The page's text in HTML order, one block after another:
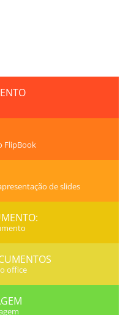
FlipBook
de slides
office